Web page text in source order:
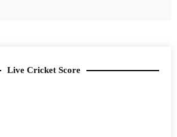
Live Cricket Score